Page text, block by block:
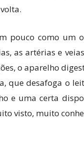
pouco como um
as artérias e
o aparelho
que desafoga o
e uma certa
visto, muito